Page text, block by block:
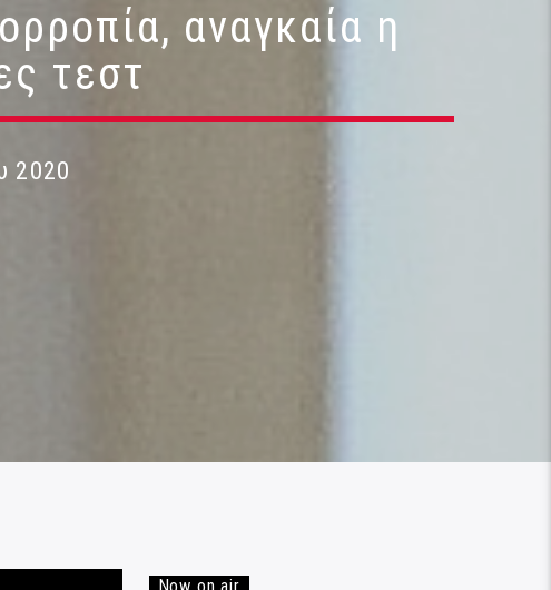
αναγκαία η
τεστ
2020